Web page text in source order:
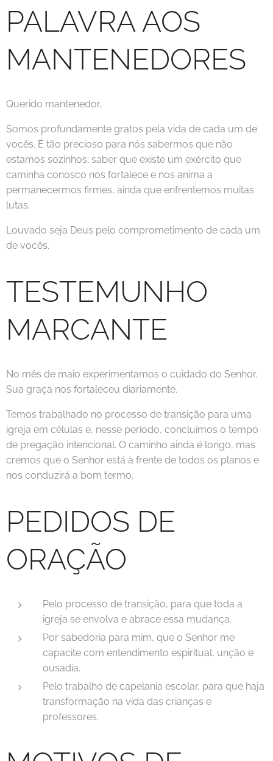
PALAVRA AOS
MANTENEDORES
Querido mantenedor,
Somos profundamente gratos pela vida de cada um de
vocês. É tão precioso para nós sabermos que não
estamos sozinhos; saber que existe um exército que
caminha conosco nos fortalece e nos anima a
permanecermos firmes, ainda que enfrentemos muitas
lutas.
Louvado seja Deus pelo comprometimento de cada um
de vocês.
TESTEMUNHO
MARCANTE
No mês de maio experimentamos o cuidado do Senhor.
Sua graça nos fortaleceu diariamente.
Temos trabalhado no processo de transição para uma
igreja em células e, nesse período, concluímos o tempo
de pregação intencional. O caminho ainda é longo, mas
cremos que o Senhor está à frente de todos os planos e
nos conduzirá a bom termo.
PEDIDOS DE
ORAÇÃO
Pelo processo de transição, para que toda a
igreja se envolva e abrace essa mudança.
Por sabedoria para mim, que o Senhor me
capacite com entendimento espiritual, unção e
ousadia.
Pelo trabalho de capelania escolar, para que haja
transformação na vida das crianças e
professores.